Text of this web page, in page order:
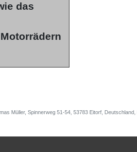
das
Müller, Spinnerweg 51-54, 53783 Eitorf,